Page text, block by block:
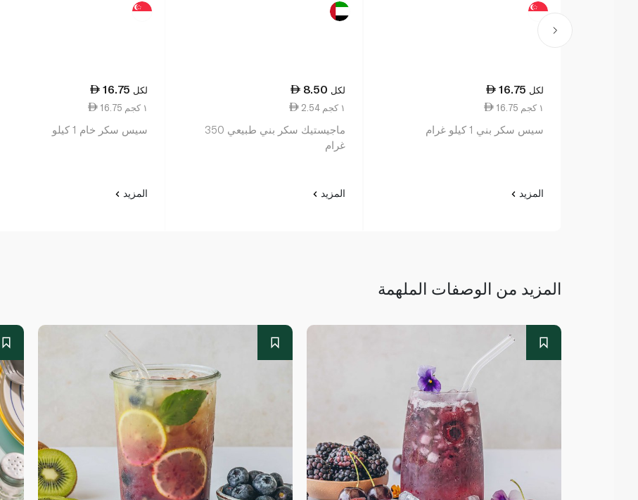
16.75 لكل
16.75 ١ كجم
سيس سكر بني 1 كيلو غرام
المزيد
8.50 لكل
2.54 ١ كجم
ماجيستيك سكر بني طبيعي 350
غرام
المزيد
16.75 لكل
16.75 ١ كجم
سيس سكر خام 1 كيلو
المزيد
المزيد من الوصفات الملهمة